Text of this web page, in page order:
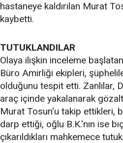
hastaneye kaldırılan Murat
kaybetti.
TUTUKLANDILAR
Olaya ilişkin inceleme
Büro Amirliği ekipleri,
olduğunu tespit etti. Zanlılar,
araç içinde yakalanarak
Murat Tosun'u takip ettikleri,
darp ettiği, oğlu B.K.'nın ise
çıkarıldıkları mahkemece